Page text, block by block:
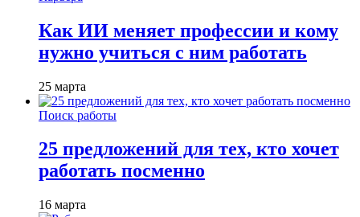
Как ИИ меняет профессии и кому
нужно учиться с ним работать
25 марта
Поиск работы
25 предложений для тех, кто хочет
работать посменно
16 марта